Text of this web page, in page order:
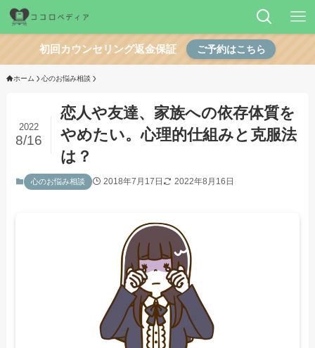
初回カウンセリング返金保証 ご予約はこちら
ホーム 心のお悩み相談
恋人や友達、家族への依存体質を
やめたい。心理的仕組みと克服法
は？
2022
8/16
心のお悩み相談 2018年7月17日 2022年8月16日